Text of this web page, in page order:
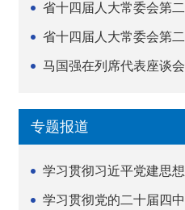
专题报道
学习贯彻习近平党建思想